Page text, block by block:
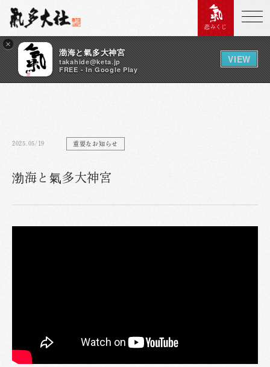
×
渤海と氣多大神宮
takahide@keta.jp
FREE - In Google Play
VIEW
恋みくじ
2025.05/19 重要なお知らせ
渤海と氣多大神宮